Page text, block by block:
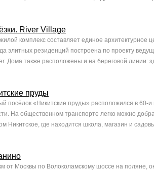
River Village
комплекс составляет единое архитектурное
элитных резиденций построена по проекту
Дома также расположены и на береговой линии:
пруды
посёлок «Никитские пруды» расположился в 60-
На общественном транспорте легко можно
Никитское, где находится школа, магазин и
от Москвы по Волоколамскому шоссе на поляне,